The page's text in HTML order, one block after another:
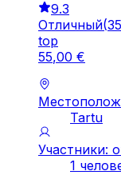
9.3
Отличный(35
top
55,00 €
Tartu
Участники:
1